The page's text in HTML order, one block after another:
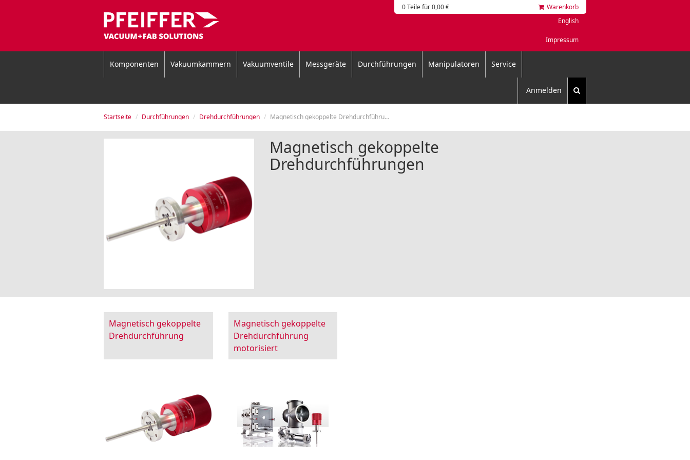
0 Teile für 0,00 €
Warenkorb
English
Impressum
Komponenten Vakuumkammern Vakuumventile Messgeräte Durchführungen Manipulatoren Service
Anmelden
Startseite Durchführungen Drehdurchführungen Magnetisch gekoppelte Drehdurchführungen
Magnetisch gekoppelte
Drehdurchführungen
Magnetisch gekoppelte
Drehdurchführung
Magnetisch gekoppelte
Drehdurchführung
motorisiert